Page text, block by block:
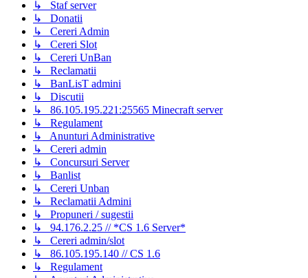
↳ Staf server
↳ Donatii
↳ Cereri Admin
↳ Cereri Slot
↳ Cereri UnBan
↳ Reclamatii
↳ BanLisT admini
↳ Discutii
↳ 86.105.195.221:25565 Minecraft server
↳ Regulament
↳ Anunturi Administrative
↳ Cereri admin
↳ Concursuri Server
↳ Banlist
↳ Cereri Unban
↳ Reclamatii Admini
↳ Propuneri / sugestii
↳ 94.176.2.25 // *CS 1.6 Server*
↳ Cereri admin/slot
↳ 86.105.195.140 // CS 1.6
↳ Regulament